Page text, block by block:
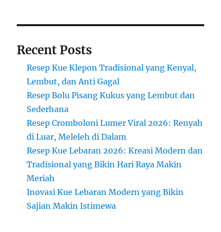
Recent Posts
Resep Kue Klepon Tradisional yang Kenyal,
Lembut, dan Anti Gagal
Resep Bolu Pisang Kukus yang Lembut dan
Sederhana
Resep Cromboloni Lumer Viral 2026: Renyah
di Luar, Meleleh di Dalam
Resep Kue Lebaran 2026: Kreasi Modern dan
Tradisional yang Bikin Hari Raya Makin
Meriah
Inovasi Kue Lebaran Modern yang Bikin
Sajian Makin Istimewa